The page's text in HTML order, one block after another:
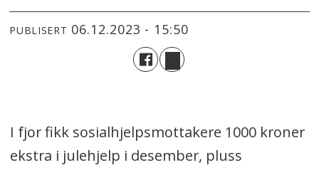
PUBLISERT 06.12.2023 - 15:50
I fjor fikk sosialhjelpsmottakere 1000 kroner
ekstra i julehjelp i desember, pluss